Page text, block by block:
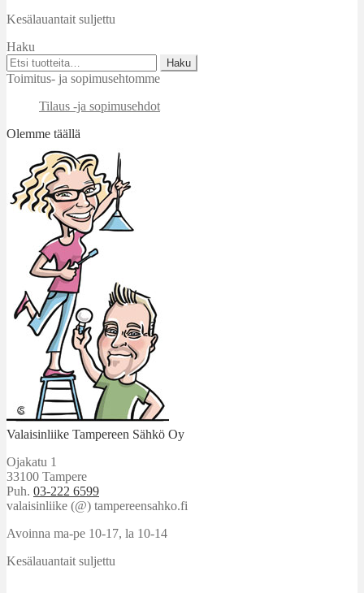
Kesälauantait suljettu
Haku
Etsi:
Haku
Toimitus- ja sopimusehtomme
Tilaus -ja sopimusehdot
Olemme täällä
Valaisinliike Tampereen Sähkö Oy
Ojakatu 1
33100 Tampere
Puh. 03-222 6599
valaisinliike (@) tampereensahko.fi
Avoinna ma-pe 10-17, la 10-14
Kesälauantait suljettu